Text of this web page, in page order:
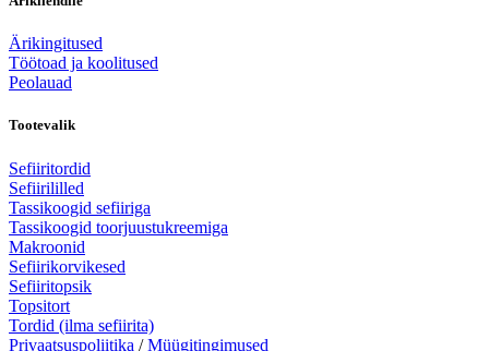
Ärikingitused
Töötoad ja koolitused
Peolauad
Tootevalik
Sefiiritordid
Sefiirililled
Tassikoogid sefiiriga
Tassikoogid toorjuustukreemiga
Makroonid
Sefiirikorvikesed
Sefiiritopsik
Topsitort
Tordid (ilma sefiirita)
Privaatsuspoliitika /Müügitingimused